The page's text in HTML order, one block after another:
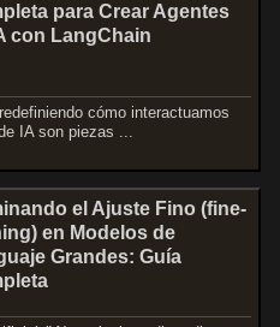
para Crear Agentes
con LangChain
cómo interactuamos
IA son piezas ...
el Ajuste Fino (fine-
en Modelos de
Grandes: Guía